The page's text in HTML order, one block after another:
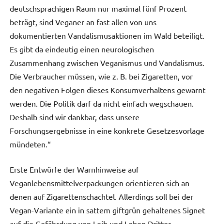
deutschsprachigen Raum nur maximal fünf Prozent
beträgt, sind Veganer an fast allen von uns
dokumentierten Vandalismusaktionen im Wald beteiligt.
Es gibt da eindeutig einen neurologischen
Zusammenhang zwischen Veganismus und Vandalismus.
Die Verbraucher müssen, wie z. B. bei Zigaretten, vor
den negativen Folgen dieses Konsumverhaltens gewarnt
werden. Die Politik darf da nicht einfach wegschauen.
Deshalb sind wir dankbar, dass unsere
Forschungsergebnisse in eine konkrete Gesetzesvorlage
mündeten.“
Erste Entwürfe der Warnhinweise auf
Veganlebensmittelverpackungen orientieren sich an
denen auf Zigarettenschachtel. Allerdings soll bei der
Vegan-Variante ein in sattem giftgrün gehaltenes Signet